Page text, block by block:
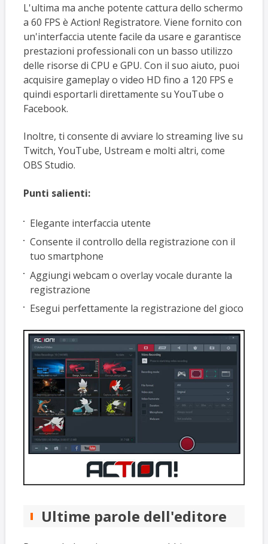
L'ultima ma anche potente cattura dello schermo
a 60 FPS è Action! Registratore. Viene fornito con
un'interfaccia utente facile da usare e garantisce
prestazioni professionali con un basso utilizzo
delle risorse di CPU e GPU. Con il suo aiuto, puoi
acquisire gameplay o video HD fino a 120 FPS e
quindi esportarli direttamente su YouTube o
Facebook.
Inoltre, ti consente di avviare lo streaming live su
Twitch, YouTube, Ustream e molti altri, come
OBS Studio.
Punti salienti:
Elegante interfaccia utente
Consente il controllo della registrazione con il
tuo smartphone
Aggiungi webcam o overlay vocale durante la
registrazione
Esegui perfettamente la registrazione del gioco
Ultime parole dell'editore